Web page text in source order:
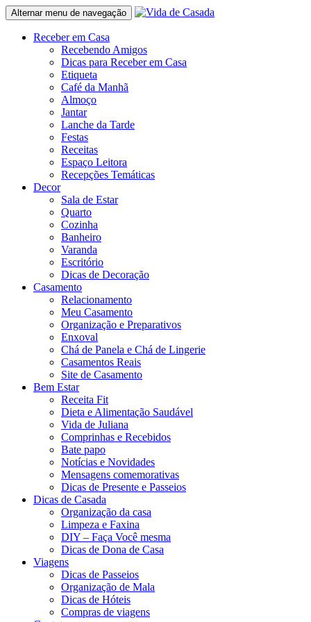
Alternar menu de navegação
Receber em Casa
Recebendo Amigos
Dicas para Receber em Casa
Etiqueta
Café da Manhã
Almoço
Jantar
Lanche da Tarde
Festas
Receitas
Espaço Leitora
Recepções Temáticas
Decor
Sala de Estar
Quarto
Cozinha
Banheiro
Varanda
Escritório
Dicas de Decoração
Casamento
Relacionamento
Meu Casamento
Organização e Preparativos
Enxoval
Chá de Panela e Chá de Lingerie
Casamentos Reais
Site de Casamento
Bem Estar
Receita Fit
Dieta e Alimentação Saudável
Vida de Juliana
Comprinhas e Recebidos
Bate papo
Notícias e Novidades
Mensagens comemorativas
Dicas de Presente e Passeios
Dicas de Casada
Organização da casa
Limpeza e Faxina
DIY – Faça Você mesma
Dicas de Dona de Casa
Viagens
Dicas de Passeios
Organização de Mala
Dicas de Hóteis
Compras de viagens